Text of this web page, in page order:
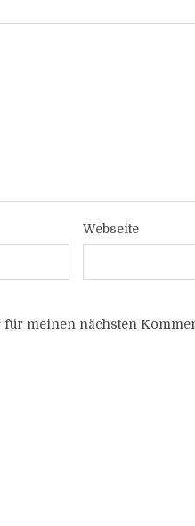
Webseite
meinen nächsten